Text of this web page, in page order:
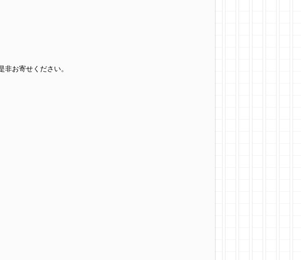
お寄せください。